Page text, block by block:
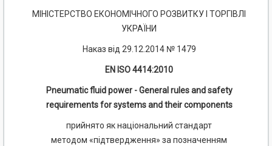
МІНІСТЕРСТВО ЕКОНОМІЧНОГО РОЗВИТКУ І ТОРГІВЛІ
УКРАЇНИ
Наказ від 29.12.2014 № 1479
EN ISO 4414:2010
Pneumatic fluid power - General rules and safety
requirements for systems and their components
прийнято як національний стандарт
методом «підтвердження» за позначенням